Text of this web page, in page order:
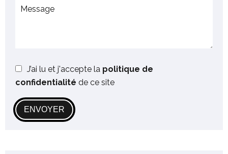
J’ai lu et j'accepte la politique de
confidentialité de ce site
ENVOYER